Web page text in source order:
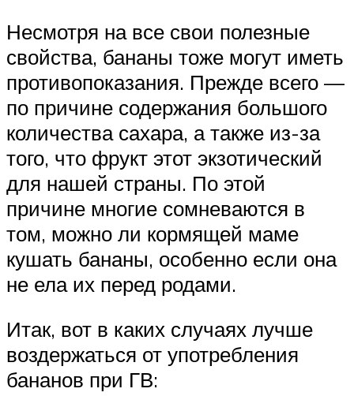
Несмотря на все свои полезные
свойства, бананы тоже могут иметь
противопоказания. Прежде всего —
по причине содержания большого
количества сахара, а также из-за
того, что фрукт этот экзотический
для нашей страны. По этой
причине многие сомневаются в
том, можно ли кормящей маме
кушать бананы, особенно если она
не ела их перед родами.
Итак, вот в каких случаях лучше
воздержаться от употребления
бананов при ГВ: